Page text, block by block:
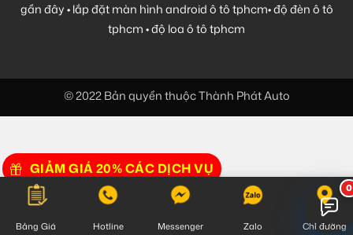
gần đây•lắp đặt màn hình android ô tô tphcm•độ đèn ô tô
tphcm•độ loa ô tô tphcm
GIẢM GIÁ 20% CÁC DỊCH VỤ
© 2022 Bản quyền thuộc Thành Phát Auto
Bảng Giá Hotline Messenger Zalo Chỉ đường